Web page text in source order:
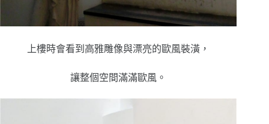
上樓時會看到高雅雕像與漂亮的歐風裝潢，
讓整個空間滿滿歐風。